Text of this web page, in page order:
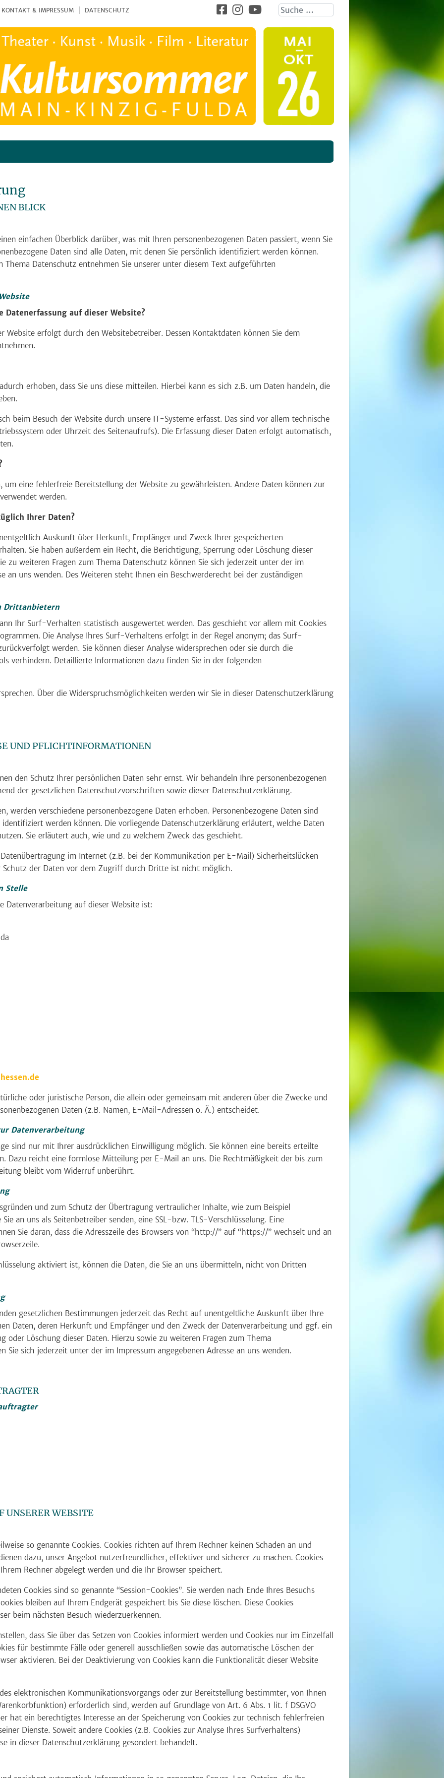
KONTAKT & IMPRESSUM DATENSCHUTZ Suche ...
BLICK
einfachen Überblick darüber, was mit Ihren personenbezogenen Daten passiert, wenn Sie
Daten sind alle Daten, mit denen Sie persönlich identifiziert werden können.
Thema Datenschutz entnehmen Sie unserer unter diesem Text aufgeführten
Datenerfassung auf dieser Website?
Website erfolgt durch den Websitebetreiber. Dessen Kontaktdaten können Sie dem
erhoben, dass Sie uns diese mitteilen. Hierbei kann es sich z.B. um Daten handeln, die
beim Besuch der Website durch unsere IT-Systeme erfasst. Das sind vor allem technische
oder Uhrzeit des Seitenaufrufs). Die Erfassung dieser Daten erfolgt automatisch,
um eine fehlerfreie Bereitstellung der Website zu gewährleisten. Andere Daten können zur
werden.
Ihrer Daten?
Auskunft über Herkunft, Empfänger und Zweck Ihrer gespeicherten
Sie haben außerdem ein Recht, die Berichtigung, Sperrung oder Löschung dieser
zu weiteren Fragen zum Thema Datenschutz können Sie sich jederzeit unter der im
an uns wenden. Des Weiteren steht Ihnen ein Beschwerderecht bei der zuständigen
Drittanbietern
Ihr Surf-Verhalten statistisch ausgewertet werden. Das geschieht vor allem mit Cookies
Die Analyse Ihres Surf-Verhaltens erfolgt in der Regel anonym; das Surf-
werden. Sie können dieser Analyse widersprechen oder sie durch die
verhindern. Detaillierte Informationen dazu finden Sie in der folgenden
Über die Widerspruchsmöglichkeiten werden wir Sie in dieser Datenschutzerklärung
UND PFLICHTINFORMATIONEN
den Schutz Ihrer persönlichen Daten sehr ernst. Wir behandeln Ihre personenbezogenen
der gesetzlichen Datenschutzvorschriften sowie dieser Datenschutzerklärung.
werden verschiedene personenbezogene Daten erhoben. Personenbezogene Daten sind
identifiziert werden können. Die vorliegende Datenschutzerklärung erläutert, welche Daten
Sie erläutert auch, wie und zu welchem Zweck das geschieht.
Datenübertragung im Internet (z.B. bei der Kommunikation per E-Mail) Sicherheitslücken
Schutz der Daten vor dem Zugriff durch Dritte ist nicht möglich.
Stelle
Datenverarbeitung auf dieser Website ist:
oder juristische Person, die allein oder gemeinsam mit anderen über die Zwecke und
Daten (z.B. Namen, E-Mail-Adressen o. Ä.) entscheidet.
Datenverarbeitung
sind nur mit Ihrer ausdrücklichen Einwilligung möglich. Sie können eine bereits erteilte
Dazu reicht eine formlose Mitteilung per E-Mail an uns. Die Rechtmäßigkeit der bis zum
bleibt vom Widerruf unberührt.
und zum Schutz der Übertragung vertraulicher Inhalte, wie zum Beispiel
an uns als Seitenbetreiber senden, eine SSL-bzw. TLS-Verschlüsselung. Eine
Sie daran, dass die Adresszeile des Browsers von “http://” auf “https://” wechselt und an
aktiviert ist, können die Daten, die Sie an uns übermitteln, nicht von Dritten
gesetzlichen Bestimmungen jederzeit das Recht auf unentgeltliche Auskunft über Ihre
Daten, deren Herkunft und Empfänger und den Zweck der Datenverarbeitung und ggf. ein
oder Löschung dieser Daten. Hierzu sowie zu weiteren Fragen zum Thema
Sie sich jederzeit unter der im Impressum angegebenen Adresse an uns wenden.
UNSERER WEBSITE
so genannte Cookies. Cookies richten auf Ihrem Rechner keinen Schaden an und
dazu, unser Angebot nutzerfreundlicher, effektiver und sicherer zu machen. Cookies
Rechner abgelegt werden und die Ihr Browser speichert.
Cookies sind so genannte “Session-Cookies”. Sie werden nach Ende Ihres Besuchs
bleiben auf Ihrem Endgerät gespeichert bis Sie diese löschen. Diese Cookies
beim nächsten Besuch wiederzuerkennen.
dass Sie über das Setzen von Cookies informiert werden und Cookies nur im Einzelfall
für bestimmte Fälle oder generell ausschließen sowie das automatische Löschen der
aktivieren. Bei der Deaktivierung von Cookies kann die Funktionalität dieser Website
elektronischen Kommunikationsvorgangs oder zur Bereitstellung bestimmter, von Ihnen
erforderlich sind, werden auf Grundlage von Art. 6 Abs. 1 lit. f DSGVO
hat ein berechtigtes Interesse an der Speicherung von Cookies zur technisch fehlerfreien
Dienste. Soweit andere Cookies (z.B. Cookies zur Analyse Ihres Surfverhaltens)
in dieser Datenschutzerklärung gesondert behandelt.